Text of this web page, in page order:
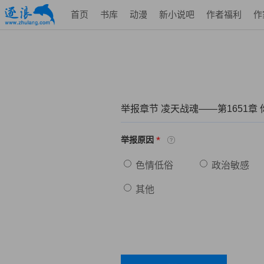
首页 书库 动漫 新小说吧 作者福利 作
举报章节 凌天战魂——第1651章
举报原因 *
色情低俗 政治敏感
其他